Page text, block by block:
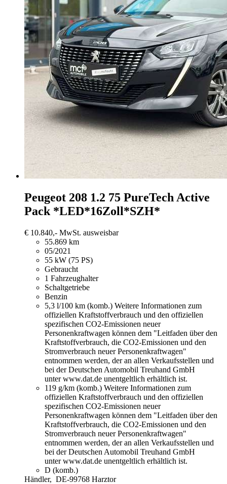
Peugeot 208 1.2 75 PureTech Active
Pack *LED*16Zoll*SZH*
€ 10.840,- MwSt. ausweisbar
55.869 km
05/2021
55 kW (75 PS)
Gebraucht
1 Fahrzeughalter
Schaltgetriebe
Benzin
5,3 l/100 km (komb.) Weitere Informationen zum
offiziellen Kraftstoffverbrauch und den offiziellen
spezifischen CO2-Emissionen neuer
Personenkraftwagen können dem "Leitfaden über den
Kraftstoffverbrauch, die CO2-Emissionen und den
Stromverbrauch neuer Personenkraftwagen"
entnommen werden, der an allen Verkaufsstellen und
bei der Deutschen Automobil Treuhand GmbH
unter www.dat.de unentgeltlich erhältlich ist.
119 g/km (komb.) Weitere Informationen zum
offiziellen Kraftstoffverbrauch und den offiziellen
spezifischen CO2-Emissionen neuer
Personenkraftwagen können dem "Leitfaden über den
Kraftstoffverbrauch, die CO2-Emissionen und den
Stromverbrauch neuer Personenkraftwagen"
entnommen werden, der an allen Verkaufsstellen und
bei der Deutschen Automobil Treuhand GmbH
unter www.dat.de unentgeltlich erhältlich ist.
D (komb.)
Händler, DE-99768 Harztor